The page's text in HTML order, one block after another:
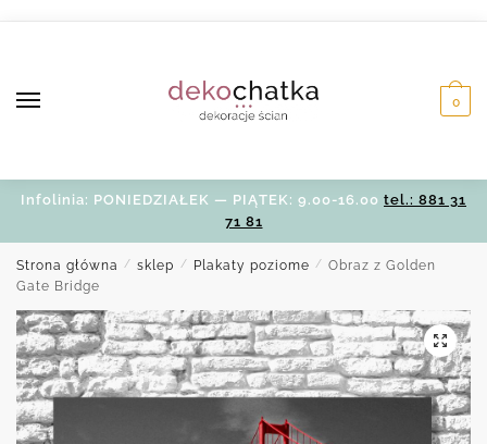
0
Infolinia: PONIEDZIAŁEK — PIĄTEK: 9.00-16.00 tel.: 881 31
71 81
Strona główna / sklep / Plakaty poziome / Obraz z Golden
Gate Bridge